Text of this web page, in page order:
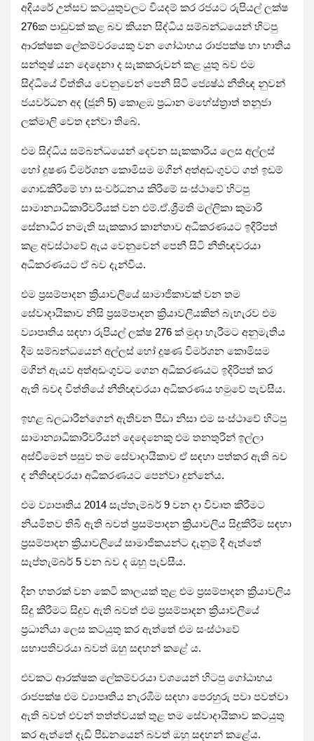
අදියරේ උත්සව කටයුතුවලට වියදම් කර රජයට රුපියල් ලක්ෂ
276ක පාඩුවක් කළ බව කියන සිද්ධිය සම්බන්ධයෙන් හිටපු
ආරක්ෂක ලේකම්වරයෙකු වන ගෝඨාභය රාජපක්ෂ හා භාතිය
සන්තුෂ් යන දෙදෙනා ද සැකකරුවන් කළ යුතු බව එම
සිද්ධියේ විත්තිය වෙනුවෙන් පෙනී සිටි ජ්‍යෙෂ්ඨ නීතිඥ නුවන්
ජයවර්ධන අද (ජූනි 5) කොළඹ ප්‍රධාන මහේස්ත්‍රාත් තනූජා
ලක්මාලි වෙත දන්වා තිබේ.
එම සිද්ධිය සම්බන්ධයෙන් දෙවන සැකකාරිය ලෙස අල්ලස්
හෝ දූෂණ විමර්ශන කොමිසම මගින් අත්අඩංගුවට ගත් ඉඩම්
ගොඩකිරීමේ හා සංවර්ධනය කිරීමේ සංස්ථාවේ හිටපු
සාමාන්‍යාධිකාරිවරියක් වන එම්.ඒ.ශ්‍රීමති මල්ලිකා කුමාරි
සේනාධිර නමැති සැකකාර කාන්තාව අධිකරණයට ඉදිරිපත්
කළ අවස්ථාවේ ඇය වෙනුවෙන් පෙනී සිටි නීතිඥවරයා
අධිකරණයට ඒ බව දැන්වීය.
එම ප්‍රසම්පාදන ක්‍රියාවලියේ සාමාජිකාවක් වන තම
සේවාදායිකාව නිසි ප්‍රසම්පාදන ක්‍රියාවලියකින් බැහැරව එම
ව්‍යාපෘතිය සඳහා රුපියල් ලක්ෂ 276 ක් මුදා හැරීමට අනුමැතිය
දීම සම්බන්ධයෙන් අල්ලස් හෝ දූෂණ විමර්ශන කොමිසම
මගින් ඇයව අත්අඩංගුවට ගෙන අධිකරණයට ඉදිරිපත් කර
ඇති බවද විත්තියේ නීතිඥවරයා අධිකරණය හමුවේ පැවසීය.
ඉහළ බලධාරීන්ගෙන් ඇතිවන පීඩා නිසා එම සංස්ථාවේ හිටපු
සාමාන්‍යාධිකාරිවරියන් දෙදෙනෙකු එම තනතුරින් ඉල්ලා
අස්වීමෙන් පසුව තම සේවාදායිකාව ඒ සඳහා පත්කර ඇති බව
ද නීතිඥවරයා අධිකරණයට පෙන්වා දුන්නේය.
එම ව්‍යාපෘතිය 2014 සැප්තැම්බර් 9 වන දා විවෘත කිරීමට
නියමිතව තිබී ඇති බවත් ප්‍රසම්පාදන ක්‍රියාවලිය සිදුකිරීම සඳහා
ප්‍රසම්පාදන ක්‍රියාවලියේ සාමාජිකයන්ට දැනුම් දී ඇත්තේ
සැප්තැම්බර් 5 වන බව ද ඔහු පැවසීය.
දින හතරක් වන කෙටි කාලයක් තුළ එම ප්‍රසම්පාදන ක්‍රියාවලිය
සිදු කිරීමට සිදුව ඇති බවත් එම ප්‍රසම්පාදන ක්‍රියාවලියේ
ප්‍රධානියා ලෙස කටයුතු කර ඇත්තේ එම සංස්ථාවේ
සභාපතිවරයා බවත් ඔහු සඳහන් කළේ ය.
එවකට ආරක්ෂක ලේකම්වරයා වශයෙන් හිටපු ගෝඨාභය
රාජපක්ෂ එම ව්‍යාපෘතිය නැරඹීම සඳහා පෙරහුරු පවා පවත්වා
ඇති බවත් එවන් තත්ත්වයක් තුළ තම සේවාදායිකාව කටයුතු
කර ඇත්තේ දැඩි පීඩනයෙන් බවත් ඔහු සඳහන් කළේය.